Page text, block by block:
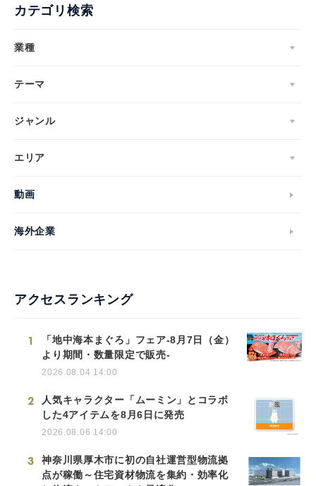
カテゴリ検索
業種
テーマ
ジャンル
エリア
動画
海外企業
アクセスランキング
1
「地中海本まぐろ」フェア-8月7日（金）
より期間・数量限定で販売-
2026.08.04 14:00
2
人気キャラクター「ムーミン」とコラボ
した4アイテムを8月6日に発売
2026.08.06 14:00
3
神奈川県厚木市に初の自社運営型物流拠
点が稼働～住宅資材物流を集約・効率化